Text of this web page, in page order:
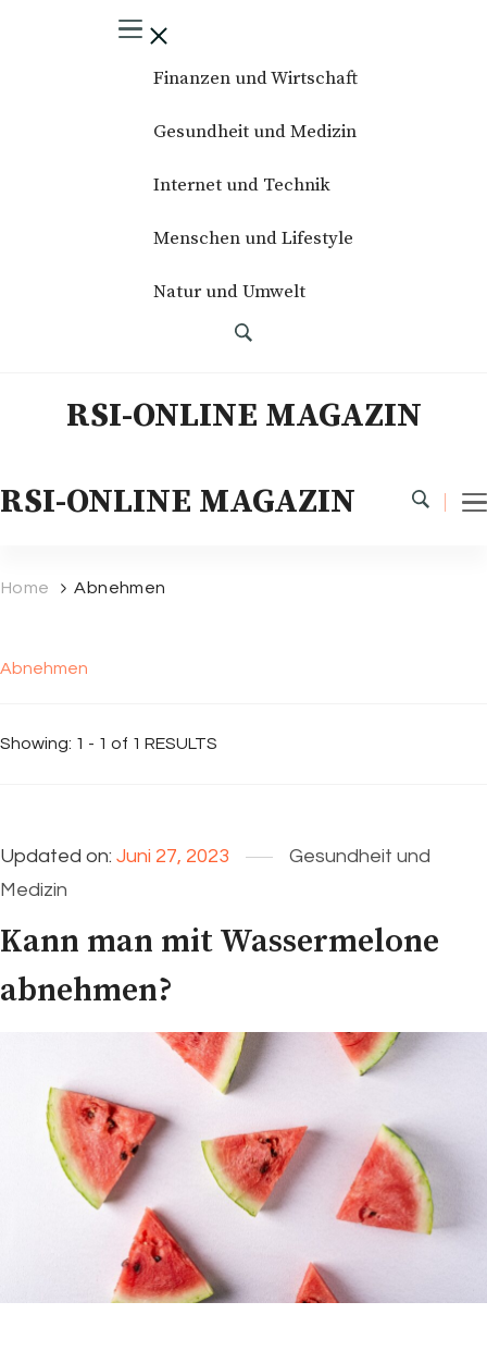
Finanzen und Wirtschaft
Gesundheit und Medizin
Internet und Technik
Menschen und Lifestyle
Natur und Umwelt
RSI-ONLINE MAGAZIN
RSI-ONLINE MAGAZIN
Home Abnehmen
Abnehmen
Showing: 1 - 1 of 1 RESULTS
Updated on: Juni 27, 2023
Gesundheit und
Medizin
Kann man mit Wassermelone
abnehmen?